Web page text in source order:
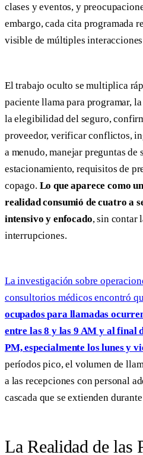
clases y eventos, y
embargo, cada cita programada
visible de múltiples
El trabajo oculto se multiplica
paciente llama para programar,
la elegibilidad del seguro,
proveedor, verificar conflictos,
a menudo, manejar preguntas de
estacionamiento, requisitos de
copago. Lo que aparece como
realidad consumió de cuatro a
intensivo y enfocado, sin contar
interrupciones.
La investigación sobre
consultorios médicos encontró
ocupados para llamadas
entre las 8 y las 9 AM y al final
PM, especialmente los lunes y
períodos pico, el volumen de
a las recepciones con personal
cascada que se extienden
La Realidad de las